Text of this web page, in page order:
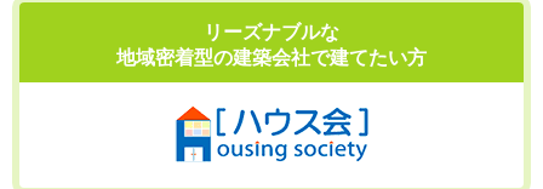
リーズナブルな
地域密着型の建築会社で建てたい方